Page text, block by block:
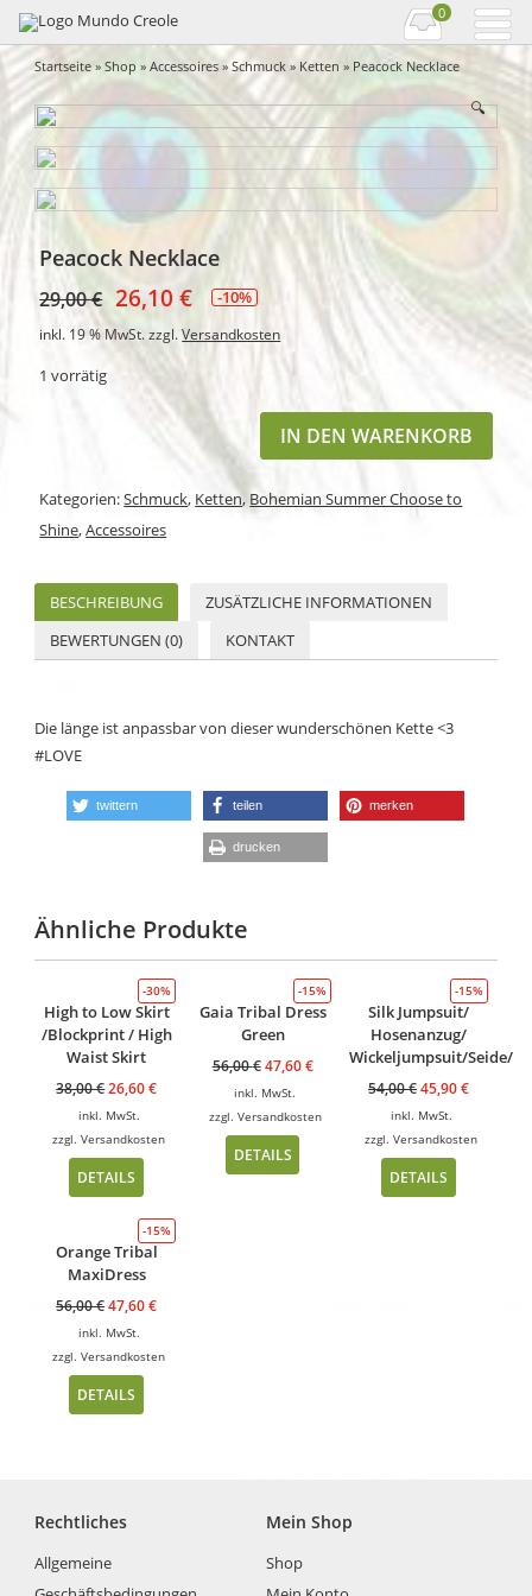
0
Startseite »Shop »Accessoires»Schmuck » Ketten » Peacock Necklace
🔍
Peacock Necklace
29,00€ 26,10€ -10%
inkl. 19 % MwSt. zzgl.Versandkosten
1 vorrätig
IN DEN WARENKORB
Kategorien:Schmuck, Ketten, Bohemian Summer Choose to
Shine,Accessoires
BESCHREIBUNG
ZUSÄTZLICHE INFORMATIONEN
BEWERTUNGEN (0)
KONTAKT
Die länge ist anpassbar von dieser wunderschönen Kette <3
#LOVE
twittern teilen merken
drucken
Ähnliche Produkte
-30%
High to Low Skirt
/Blockprint / High
Waist Skirt
38,00€26,60€
inkl. MwSt.
zzgl.Versandkosten
DETAILS
-15%
Gaia Tribal Dress
Green
56,00€ 47,60€
inkl. MwSt.
zzgl. Versandkosten
DETAILS
-15%
Silk Jumpsuit/
Hosenanzug/
Wickeljumpsuit/Seide/
54,00€45,90€
inkl. MwSt.
zzgl.Versandkosten
DETAILS
-15%
Orange Tribal
MaxiDress
56,00€47,60€
inkl. MwSt.
zzgl.Versandkosten
DETAILS
Rechtliches
Allgemeine
Mein Shop
Shop